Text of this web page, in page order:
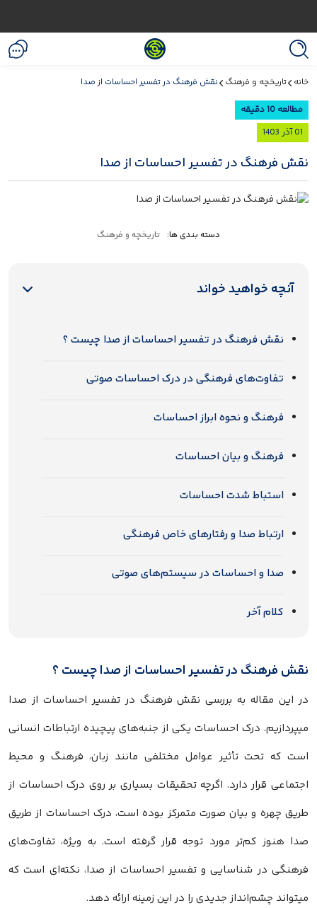
خانه تاریخچه و فرهنگ نقش فرهنگ در تفسیر احساسات از صدا
مطالعه 10 دقیقه
01 آذر 1403
نقش فرهنگ در تفسیر احساسات از صدا
دسته بندی ها: تاریخچه و فرهنگ
آنچه خواهید خواند
نقش فرهنگ در تفسیر احساسات از صدا چیست ؟
تفاوت‌های فرهنگی در درک احساسات صوتی
فرهنگ و نحوه ابراز احساسات
فرهنگ و بیان احساسات
استباط شدت احساسات
ارتباط صدا و رفتارهای خاص فرهنگی
صدا و احساسات در سیستم‌های صوتی
کلام آخر
نقش فرهنگ در تفسیر احساسات از صدا چیست ؟
در این مقاله به بررسی نقش فرهنگ در تفسیر احساسات از صدا
میپردازیم. درک احساسات یکی از جنبه‌های پیچیده ارتباطات انسانی
است که تحت تأثیر عوامل مختلفی مانند زبان، فرهنگ و محیط
اجتماعی قرار دارد. اگرچه تحقیقات بسیاری بر روی درک احساسات از
طریق چهره و بیان صورت متمرکز بوده است، درک احساسات از طریق
صدا هنوز کم‌تر مورد توجه قرار گرفته است. به ویژه، تفاوت‌های
فرهنگی در شناسایی و تفسیر احساسات از صدا، نکته‌ای است که
میتواند چشم‌انداز جدیدی را در این زمینه ارائه دهد.